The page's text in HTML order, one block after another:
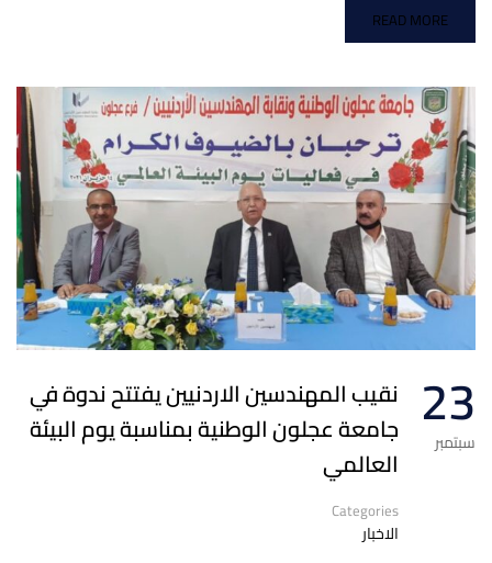
READ MORE
23
سبتمبر
نقيب المهندسين الاردنيين يفتتح ندوة في
جامعة عجلون الوطنية بمناسبة يوم البيئة
العالمي
Categories
الاخبار